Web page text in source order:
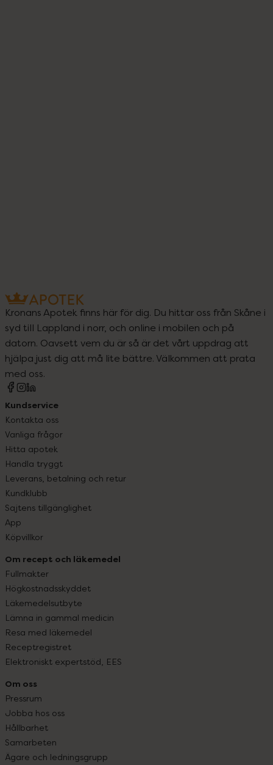
Kronans Apotek finns här för dig. Du hittar oss från Skåne i
syd till Lappland i norr, och online i mobilen och på
datorn. Oavsett vem du är så är det vårt uppdrag att
hjälpa just dig att må lite bättre. Välkommen att prata
med oss.
Kundservice
Kontakta oss
Vanliga frågor
Hitta apotek
Handla tryggt
Leverans, betalning och retur
Kundklubb
Sajtens tillgänglighet
App
Köpvillkor
Om recept och läkemedel
Fullmakter
Högkostnadsskyddet
Läkemedelsutbyte
Lämna in gammal medicin
Resa med läkemedel
Receptregistret
Elektroniskt expertstöd, EES
Om oss
Pressrum
Jobba hos oss
Hållbarhet
Samarbeten
Ägare och ledningsgrupp